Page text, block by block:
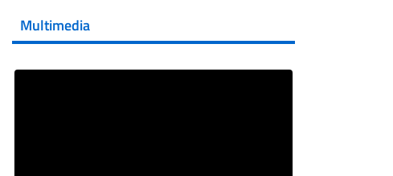
Multimedia